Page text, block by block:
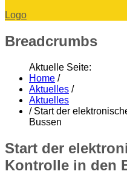
Logo
Breadcrumbs
Aktuelle Seite:
Home /
Aktuelles /
Aktuelles
/ Start der
Bussen
Start der
Kontrolle in den